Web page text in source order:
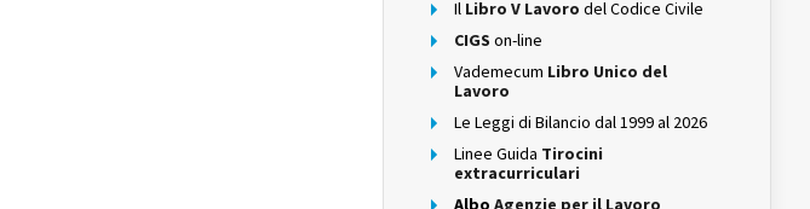
Il Libro V Lavoro del Codice Civile
CIGS on-line
Vademecum Libro Unico del
Lavoro
Le Leggi di Bilancio dal 1999 al 2026
Linee Guida Tirocini
extracurriculari
Albo Agenzie per il Lavoro